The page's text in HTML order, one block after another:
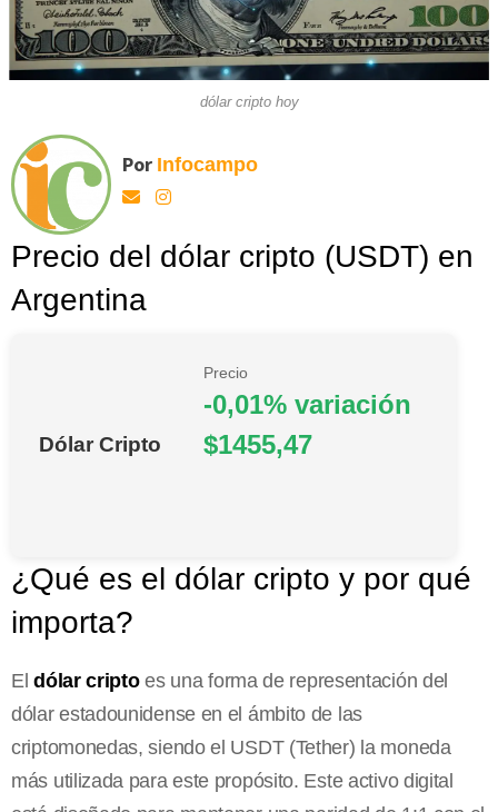
dólar cripto hoy
Por Infocampo
Precio del dólar cripto (USDT) en
Argentina
Dólar Cripto
Precio
-0,01% variación
$1455,47
¿Qué es el dólar cripto y por qué
importa?
Eldólar criptoes una forma de representación del
dólar estadounidense en el ámbito de las
criptomonedas, siendo el USDT (Tether) la moneda
más utilizada para este propósito. Este activo digital